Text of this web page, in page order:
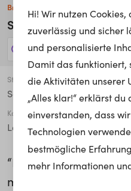
Brankica Mirkovic
Servicekraft Cafe
3 Jobs anzeigen!
Stadt
Salzburg
Karriere Level
Leitende*r Angestellte*r
“Ich würde die Lehre
meint Brankica
Hi! Wir nutzen
zuverlässig und sicher
und personalisierte
Damit das
die Aktivitäten unserer
„Alles klar!“ erklärst
einverstanden, dass
Technologien
bestmögliche
mehr Informationen